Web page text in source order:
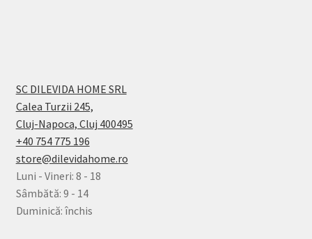
SC DILEVIDA HOME SRL
Calea Turzii 245,
Cluj-Napoca, Cluj 400495
+40 754 775 196
store@dilevidahome.ro
Luni - Vineri: 8 - 18
Sâmbătă: 9 - 14
Duminică: închis